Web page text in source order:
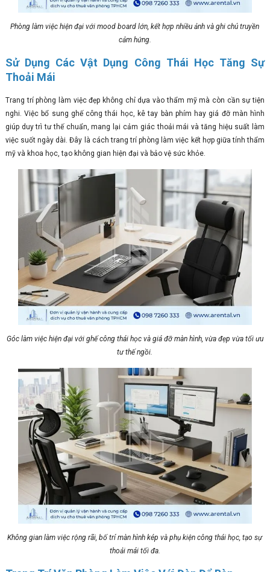
Phòng làm việc hiện đại với mood board lớn, kết hợp nhiều ảnh và ghi chú truyền
cảm hứng.
Sử Dụng Các Vật Dụng Công Thái Học Tăng Sự
Thoải Mái
Trang trí phòng làm việc đẹp không chỉ dựa vào thẩm mỹ mà còn cần sự tiện
nghi. Việc bổ sung ghế công thái học, kê tay bàn phím hay giá đỡ màn hình
giúp duy trì tư thế chuẩn, mang lại cảm giác thoải mái và tăng hiệu suất làm
việc suốt ngày dài. Đây là cách trang trí phòng làm việc kết hợp giữa tính thẩm
mỹ và khoa học, tạo không gian hiện đại và bảo vệ sức khỏe.
Góc làm việc hiện đại với ghế công thái học và giá đỡ màn hình, vừa đẹp vừa tối ưu
tư thế ngồi.
Không gian làm việc rộng rãi, bố trí màn hình kép và phụ kiện công thái học, tạo sự
thoải mái tối đa.